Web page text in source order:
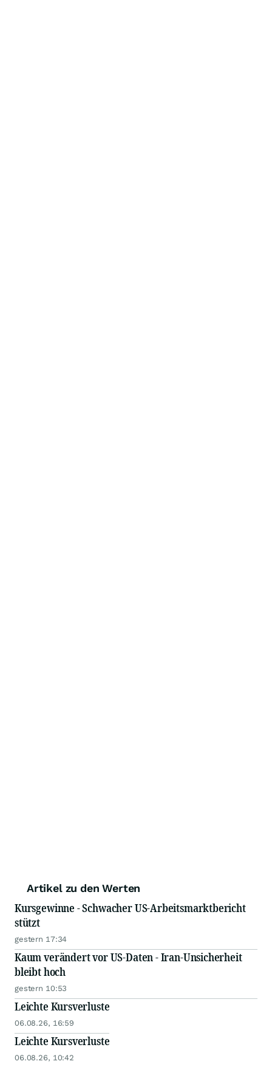
Artikel zu den Werten
Kursgewinne - Schwacher US-Arbeitsmarktbericht
stützt
gestern 17:34
Kaum verändert vor US-Daten - Iran-Unsicherheit
bleibt hoch
gestern 10:53
Leichte Kursverluste
06.08.26, 16:59
Leichte Kursverluste
06.08.26, 10:42